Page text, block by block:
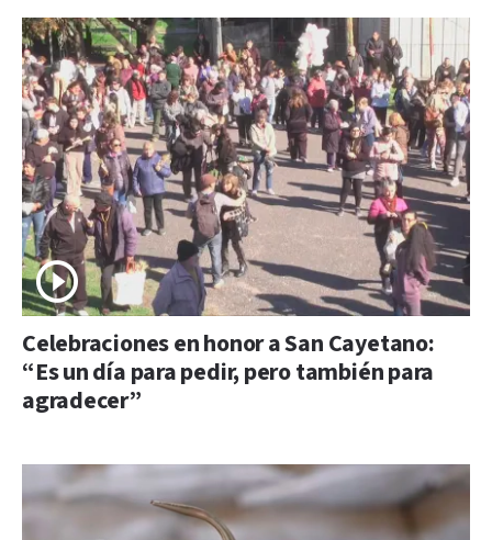
Celebraciones en honor a San Cayetano:
“Es un día para pedir, pero también para
agradecer”